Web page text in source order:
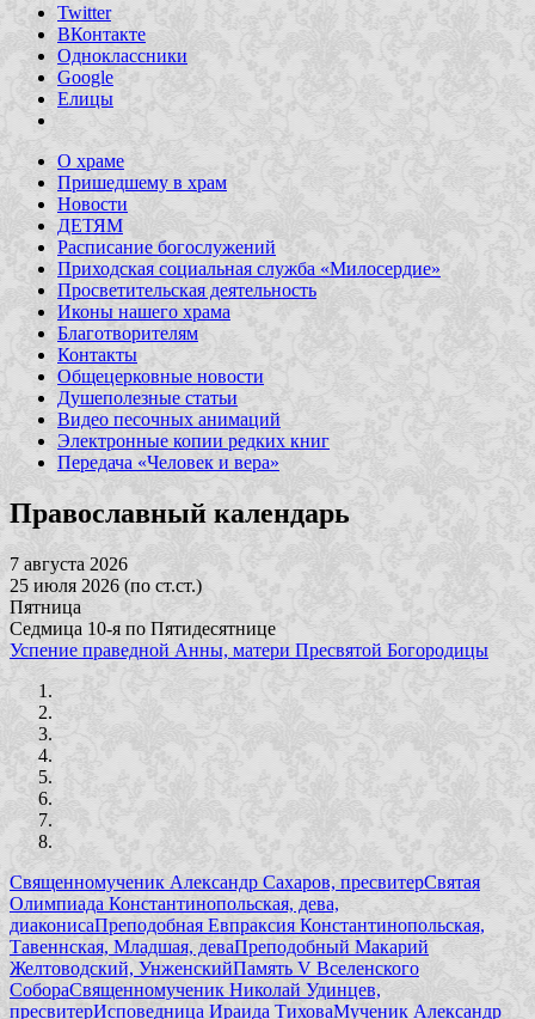
Twitter
ВКонтакте
Одноклассники
Google
Елицы
О храме
Пришедшему в храм
Новости
ДЕТЯМ
Расписание богослужений
Приходская социальная служба «Милосердие»
Просветительская деятельность
Иконы нашего храма
Благотворителям
Контакты
Общецерковные новости
Душеполезные статьи
Видео песочных анимаций
Электронные копии редких книг
Передача «Человек и вера»
Православный календарь
7 августа 2026
25 июля 2026 (по ст.ст.)
Пятница
Седмица 10-я по Пятидесятнице
Успение праведной Анны, матери Пресвятой Богородицы
Священномученик Александр Сахаров, пресвитерСвятая
Олимпиада Константинопольская, дева,
диаконисаПреподобная Евпраксия Константинопольская,
Тавеннская, Младшая, деваПреподобный Макарий
Желтоводский, УнженскийПамять V Вселенского
СобораСвященномученик Николай Удинцев,
пресвитерИсповедница Ираида ТиховаМученик Александр